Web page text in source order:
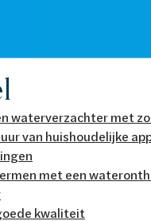
waterverzachter met
van huishoudelijke
met een
kwaliteit